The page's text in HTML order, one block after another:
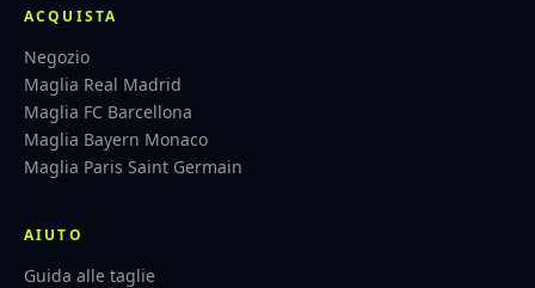
ACQUISTA
Negozio
Maglia Real Madrid
Maglia FC Barcellona
Maglia Bayern Monaco
Maglia Paris Saint Germain
AIUTO
Guida alle taglie